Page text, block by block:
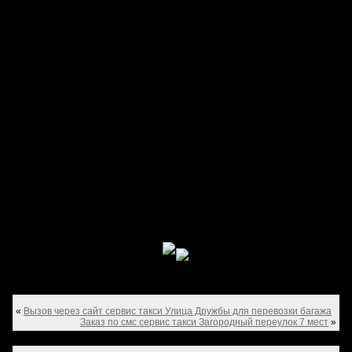
« Вызов через сайт сервис такси Улица Дружбы для перевозки багажа
Заказ по смс сервис такси Загородный переулок 7 мест »